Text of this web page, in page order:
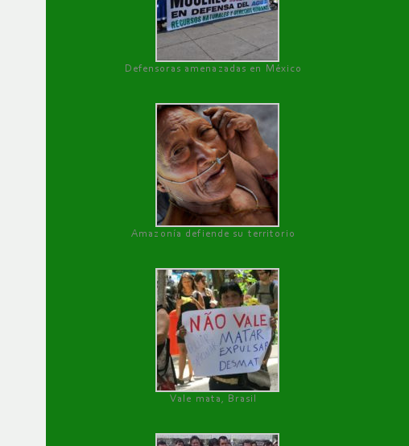
Defensoras amenazadas en México
Amazonía defiende su territorio
Vale mata, Brasil